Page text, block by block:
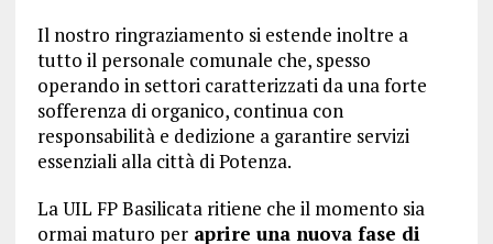
Il nostro ringraziamento si estende inoltre a
tutto il personale comunale che, spesso
operando in settori caratterizzati da una forte
sofferenza di organico, continua con
responsabilità e dedizione a garantire servizi
essenziali alla città di Potenza.
La UIL FP Basilicata ritiene che il momento sia
ormai maturo peraprire una nuova fase di